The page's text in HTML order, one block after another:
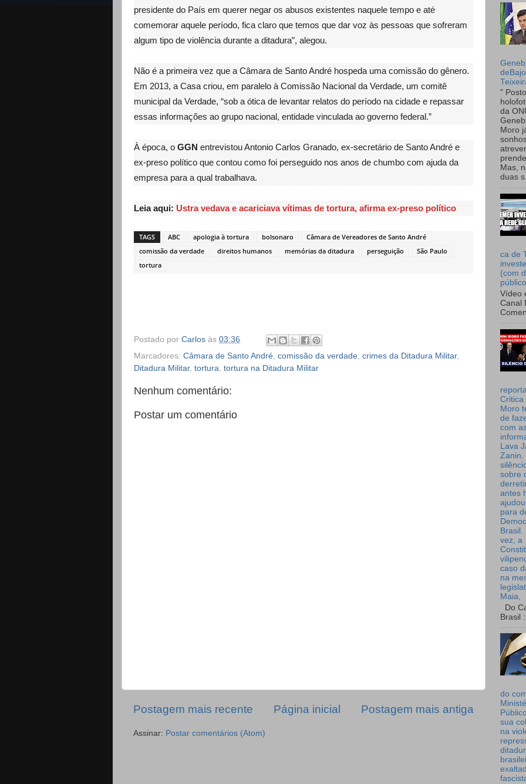
presidente do País em querer negar os abusos existentes naquele tempo e até
comemorar aquele período, fica claro que temos que dar voz às pessoas que sofreram
algum tipo de violência durante a ditadura”, alegou.
Não é a primeira vez que a Câmara de Santo André hospeda uma comissão do gênero.
Em 2013, a Casa criou, em paralelo à Comissão Nacional da Verdade, um comitê
municipal da Verdade, “sob a ótica de levantar relatos do período na cidade e repassar
essas informações ao grupo nacional, entidade vinculada ao governo federal.”
À época, o GGN entrevistou Antonio Carlos Granado, ex-secretário de Santo André e
ex-preso político que contou como foi perseguido nos anos de chumbo com ajuda da
empresa para a qual trabalhava.
Leia aqui: Ustra vedava e acariciava vítimas de tortura, afirma ex-preso político
TAGS ABC apologia à tortura bolsonaro
Câmara de Vereadores de Santo André
comissão da verdade
direitos humanos memórias da ditadura perseguição
São Paulo
tortura
Postado por Carlos às 03:36
Marcadores: Câmara de Santo André comissão da verdade crimes da Ditadura Militar,
Ditadura Militar, tortura tortura na Ditadura Militar
Nenhum comentário:
Postar um comentário
Postagem mais recente Postagem mais antiga
Página inicial
Assinar: Postar comentários (Atom)
"
da
Moro
Mas,
duas
ca de
(com
Vídeo
Canal
Critica
Moro
de
com
Lava
Zanin.
sobre
antes
para
Brasil.
vez, a
caso
na
Maia,
Do
Brasil :
do
sua
na